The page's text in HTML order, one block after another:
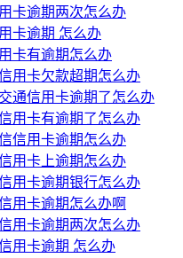
卡逾期两次怎么办
卡逾期 怎么办
卡有逾期怎么办
用卡欠款超期怎么办
通信用卡逾期了怎么办
用卡有逾期了怎么办
信用卡逾期怎么办
用卡上逾期怎么办
用卡逾期银行怎么办
用卡逾期怎么办啊
用卡逾期两次怎么办
用卡逾期 怎么办